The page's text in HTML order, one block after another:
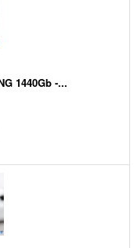
1440Gb -...